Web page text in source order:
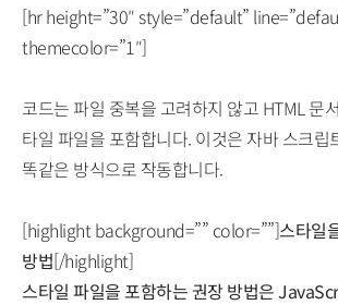
[hr height=”30″ style=”default”
themecolor=”1″]
코드는 파일 중복을 고려하지 않고 HTML 문
타일 파일을 포함합니다. 이것은 자바 스크립
똑같은 방식으로 작동합니다.
[highlight background=”” color=””]스타일
방법[/highlight]
스타일 파일을 포함하는 권장 방법은